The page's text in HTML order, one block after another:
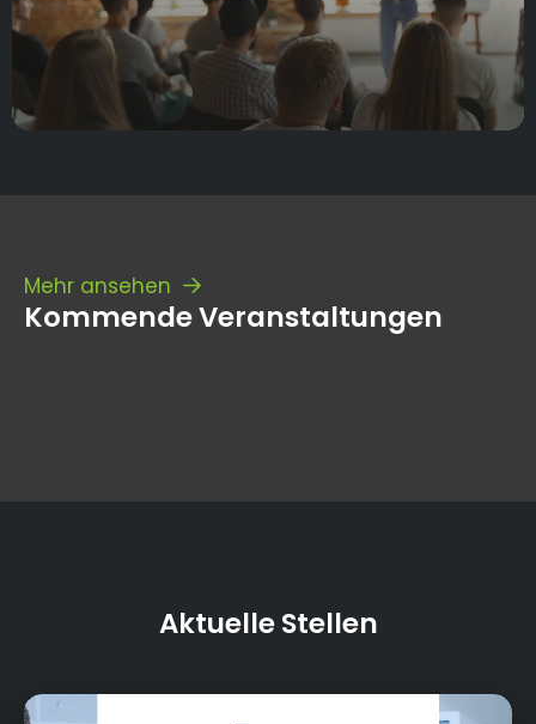
Mehr ansehen
Kommende Veranstaltungen
Aktuelle Stellen
Fritz-Hornschuch-Str. 12, 95326 Kulmbach